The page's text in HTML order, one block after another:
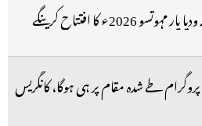
کا افتتاح کرینگے
طے شدہ مقام پر ہی ہوگا، کانگریس